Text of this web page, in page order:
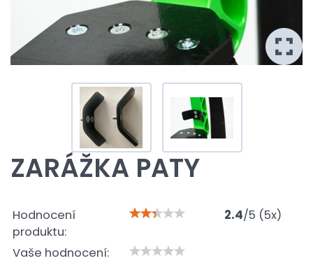
ZARÁŽKA PATY
Hodnocení
produktu:
2.4/5 (5x)
Vaše hodnocení: